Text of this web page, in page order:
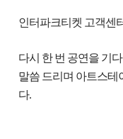
인터파크티켓 고객센
다시 한 번 공연을 기
말씀 드리며 아트스테
다.